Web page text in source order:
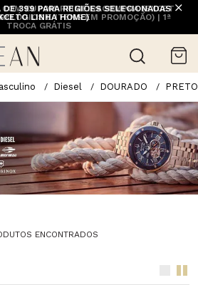
CUPOM PRIMEIRACOMPRA (EXCETO
E ITENS EM PROMOÇÃO) | 1ª
TROCA GRÁTIS
399 PARA REGIÕES SELECIONADAS
LINHA HOME)
Diesel DOURADO PRETO
ENCONTRADOS